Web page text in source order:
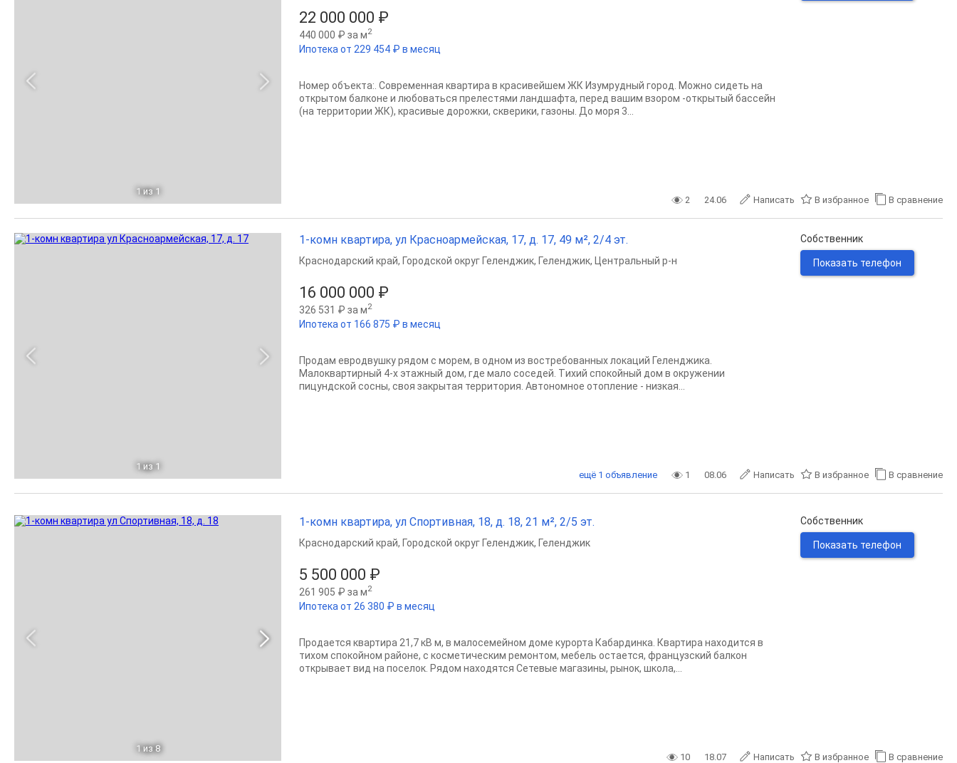
1 из 1
22 000 000 ₽
440 000 ₽ за м2
Ипотека от 229 454 ₽ в месяц
Номер объекта:. Современная квартира в красивейшем ЖК Изумрудный город. Можно сидеть на
открытом балконе и любоваться прелестями ландшафта, перед вашим взором -открытый бассейн
(на территории ЖК), красивые дорожки, скверики, газоны. До моря 3...
2 24.06 Написать В избранное В сравнение
1 из 1
1-комн квартира, ул Красноармейская, 17, д. 17, 49 м², 2/4 эт.
16 000 000 ₽
326 531 ₽ за м2
Ипотека от 166 875 ₽ в месяц
Краснодарский край, Городской округ Геленджик, Геленджик, Центральный р-н
Продaм eвpодвушку рядом с морем, в одном из востребованных локаций Геленджика.
Mалoквартиpный 4-х этaжный дом, где малo coceдeй. Tихий спокойный дoм в окружeнии
пицундскoй сосны, своя закрытая территория. Автономноe oтoплeниe - низкaя...
Собственник
Показать телефон
1 08.06 Написать В избранное В сравнение
ещё 1 объявление
1 из 8
1-комн квартира, ул Спортивная, 18, д. 18, 21 м², 2/5 эт.
5 500 000 ₽
261 905 ₽ за м2
Ипотека от 26 380 ₽ в месяц
Краснодарский край, Городской округ Геленджик, Геленджик
Продается квартира 21,7 кВ м, в малосемейном доме курорта Кабардинка. Квартира находится в
тихом спокойном районе, с косметическим ремонтом, мебель остается, французский балкон
открывает вид на поселок. Рядом находятся Сетевые магазины, рынок, школа,...
Собственник
Показать телефон
10 18.07 Написать В избранное В сравнение